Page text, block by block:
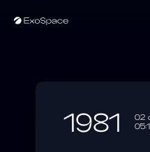
1981
02